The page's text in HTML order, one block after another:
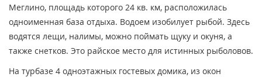
Меглино, площадь которого 24 кв. км, расположилась
одноименная база отдыха. Водоем изобилует рыбой. Здесь
водятся лещи, налимы, можно поймать щуку и окуня, а
также снетков. Это райское место для истинных рыболовов.
На турбазе 4 одноэтажных гостевых домика, из окон